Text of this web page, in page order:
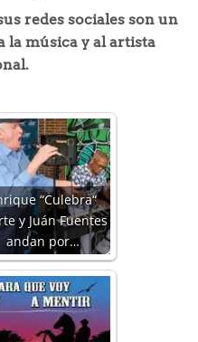
redes sociales son un
la música y al artista
“Culebra“
y Juán Fuentes
andan por…